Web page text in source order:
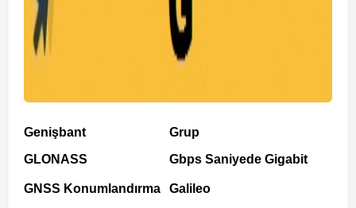
Genişbant
GLONASS
GNSS Konumlandırma
Grup
Gbps Saniyede Gigabit
Galileo